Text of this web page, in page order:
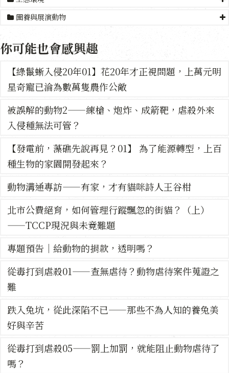
圈養與展演動物
你可能也會感興趣
【綠鬣蜥入侵20年01】花20年才正視問題，上萬元明
星奇寵已淪為數萬隻農作公敵
被誤解的動物2——練槍、炮炸、成箭靶，虐殺外來
入侵種無法可管？
【發電前，藻礁先說再見？01】 為了能源轉型，上百
種生物的家園開發起來？
動物溝通專訪——有家，才有貓咪詩人王谷柑
北市公費絕育，如何管理行蹤飄忽的街貓？（上）
——TCCP現況與未竟難題
專題預告｜給動物的捐款，透明嗎？
從毒打到虐殺01——查無虐待？動物虐待案件蒐證之
難
跌入兔坑，從此深陷不已——那些不為人知的養兔美
好與辛苦
從毒打到虐殺05——罰上加罰，就能阻止動物虐待了
嗎？